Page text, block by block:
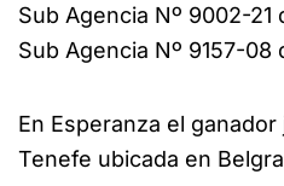
Sub Agencia Nº 9002-21
Sub Agencia Nº 9157-08
En Esperanza el
Tenefe ubicada en